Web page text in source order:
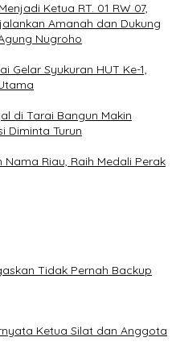
Ketua RT. 01 RW 07,
Amanah dan Dukung
Nugroho
Gelar Syukuran HUT Ke-1,
di Tarai Bangun Makin
Diminta Turun
Riau, Raih Medali Perak
Tidak Pernah Backup
Ketua Silat dan Anggota